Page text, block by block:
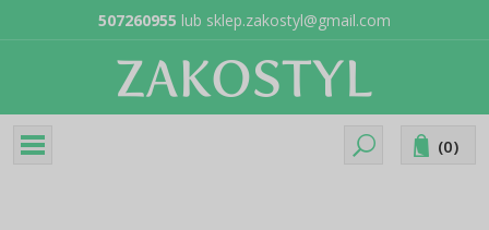
507260955 lub sklep.zakostyl@gmail.com
(0)